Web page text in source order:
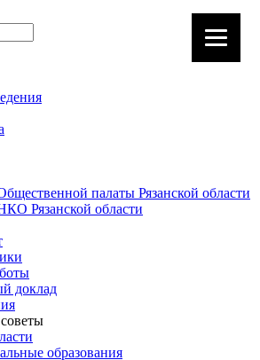
палаты Рязанской области
Рязанской области
доклад
образования